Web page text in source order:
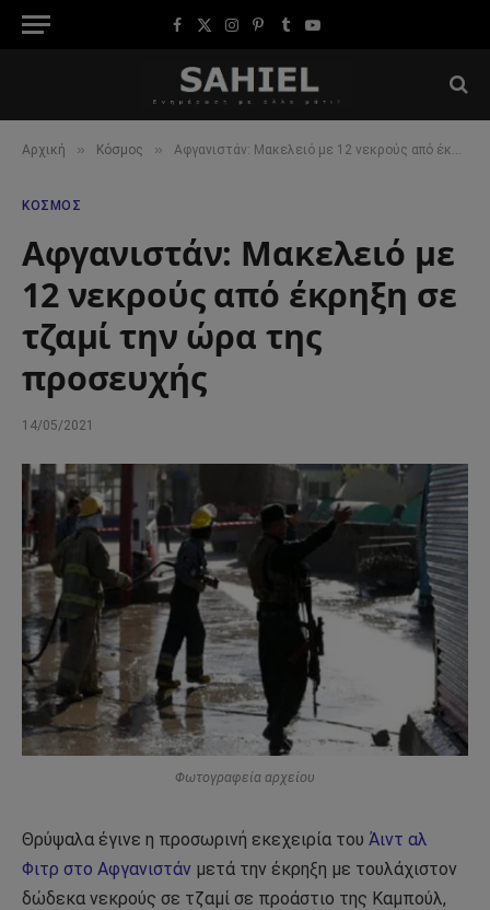
Facebook
X
Instagram
Pinterest
TumblrYouTube
Αρχική » Κόσμος » Αφγανιστάν: Μακελειό με 12 νεκρούς από έκρηξη σε τζαμί την ώρα της προσευχής
ΚΌΣΜΟΣ
Αφγανιστάν: Μακελειό με
12 νεκρούς από έκρηξη σε
τζαμί την ώρα της
προσευχής
14/05/2021
Φωτογραφεία αρχείου
Θρύψαλα έγινε η προσωρινή εκεχειρία του Άιντ αλ
Φιτρ στο Αφγανιστάν μετά την έκρηξη με τουλάχιστον
δώδεκα νεκρούς σε τζαμί σε προάστιο της Καμπούλ,